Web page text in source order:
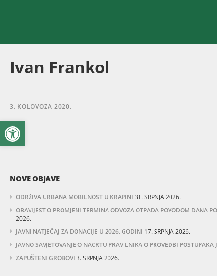
Open toolbar
Ivan Frankol
3. KOLOVOZA 2020.
NOVE OBJAVE
ODRŽIVA URBANA MOBILNOST U KRAPINI 31. SRPNJA 2026.
OBAVIJEST O PROMJENI TERMINA ODVOZA OTPADA POVODOM DANA
2026.
JAVNI NATJEČAJ ZA DONACIJE U 2026. GODINI 17. SRPNJA 2026.
JAVNO SAVJETOVANJE O NACRTU PRAVILNIKA O PROVEDBI POSTUPAKA
ZAPUŠTENI GROBOVI 3. SRPNJA 2026.